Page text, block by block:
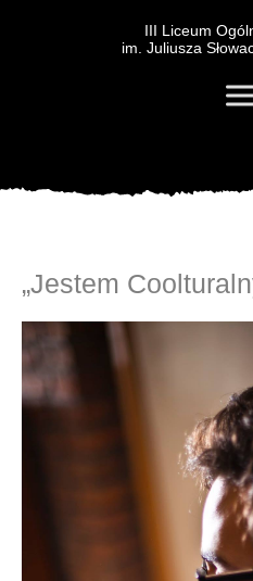
III Liceum
im. Juliusza
„Jestem